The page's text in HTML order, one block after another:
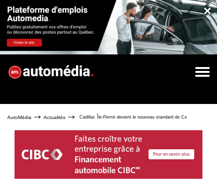
×
AutoMédia Actualités Cadillac Île-Perrot devient le nouveau standard de Cadillac à l’ouest